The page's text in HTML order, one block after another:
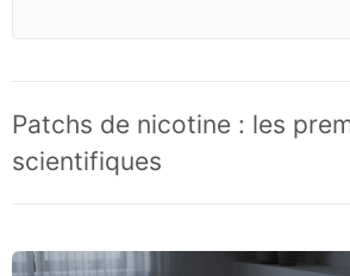
Patchs de nicotine : les
scientifiques